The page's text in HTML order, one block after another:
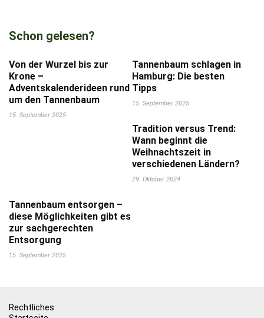
Schon gelesen?
Von der Wurzel bis zur
Krone –
Adventskalenderideen rund
um den Tannenbaum
15. September 2025
Tannenbaum schlagen in
Hamburg: Die besten
Tipps
15. September 2025
Tradition versus Trend:
Wann beginnt die
Weihnachtszeit in
verschiedenen Ländern?
29. Oktober 2024
Tannenbaum entsorgen –
diese Möglichkeiten gibt es
zur sachgerechten
Entsorgung
15. September 2025
Rechtliches